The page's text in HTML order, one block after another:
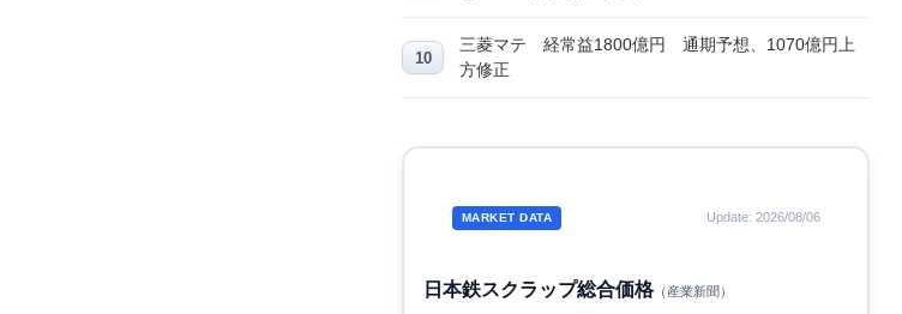
三菱マテ 経常益1800億円 通期予想、1070億円上
方修正
MARKET DATA Update: 2026/08/06
日本鉄スクラップ総合価格（産業新聞）